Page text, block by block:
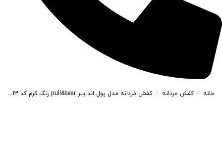
خانه / کفش مردانه / کفش مردانه مدل پولِ اند بیر pull&bear رنگ کرم کد 200913